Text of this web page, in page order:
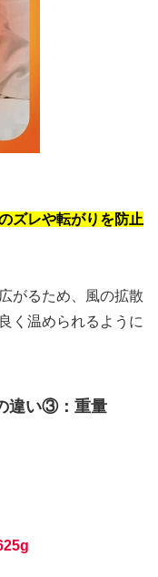
ズレや転がりを防止
がるため、風の拡散
く温められるように
違い③：重量